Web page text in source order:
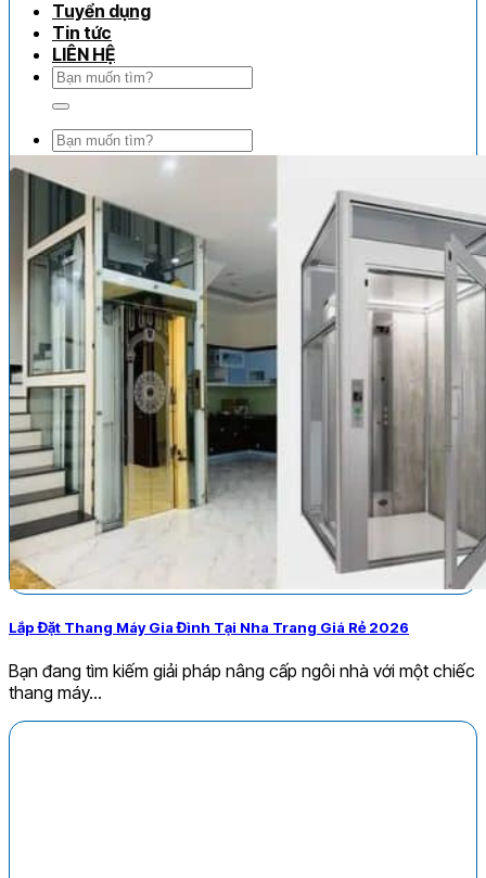
Tuyển dụng
Tin tức
LIÊN HỆ
Tìm
Tìm
kiếm:
Lắp Đặt Thang Máy Gia Đình Tại Nha Trang Giá Rẻ 2026
Bạn đang tìm kiếm giải pháp nâng cấp ngôi nhà với một chiếc
thang máy...